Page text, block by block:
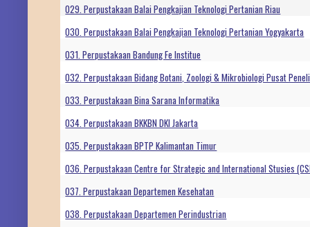
029. Perpustakaan Balai Pengkajian Teknologi Pertanian Riau
030. Perpustakaan Balai Pengkajian Teknologi Pertanian Yogyakarta
031. Perpustakaan Bandung Fe Institue
032. Perpustakaan Bidang Botani, Zoologi & Mikrobiologi Pusat
033. Perpustakaan Bina Sarana Informatika
034. Perpustakaan BKKBN DKI Jakarta
035. Perpustakaan BPTP Kalimantan Timur
036. Perpustakaan Centre for Strategic and International Stusies
037. Perpustakaan Departemen Kesehatan
038. Perpustakaan Departemen Perindustrian